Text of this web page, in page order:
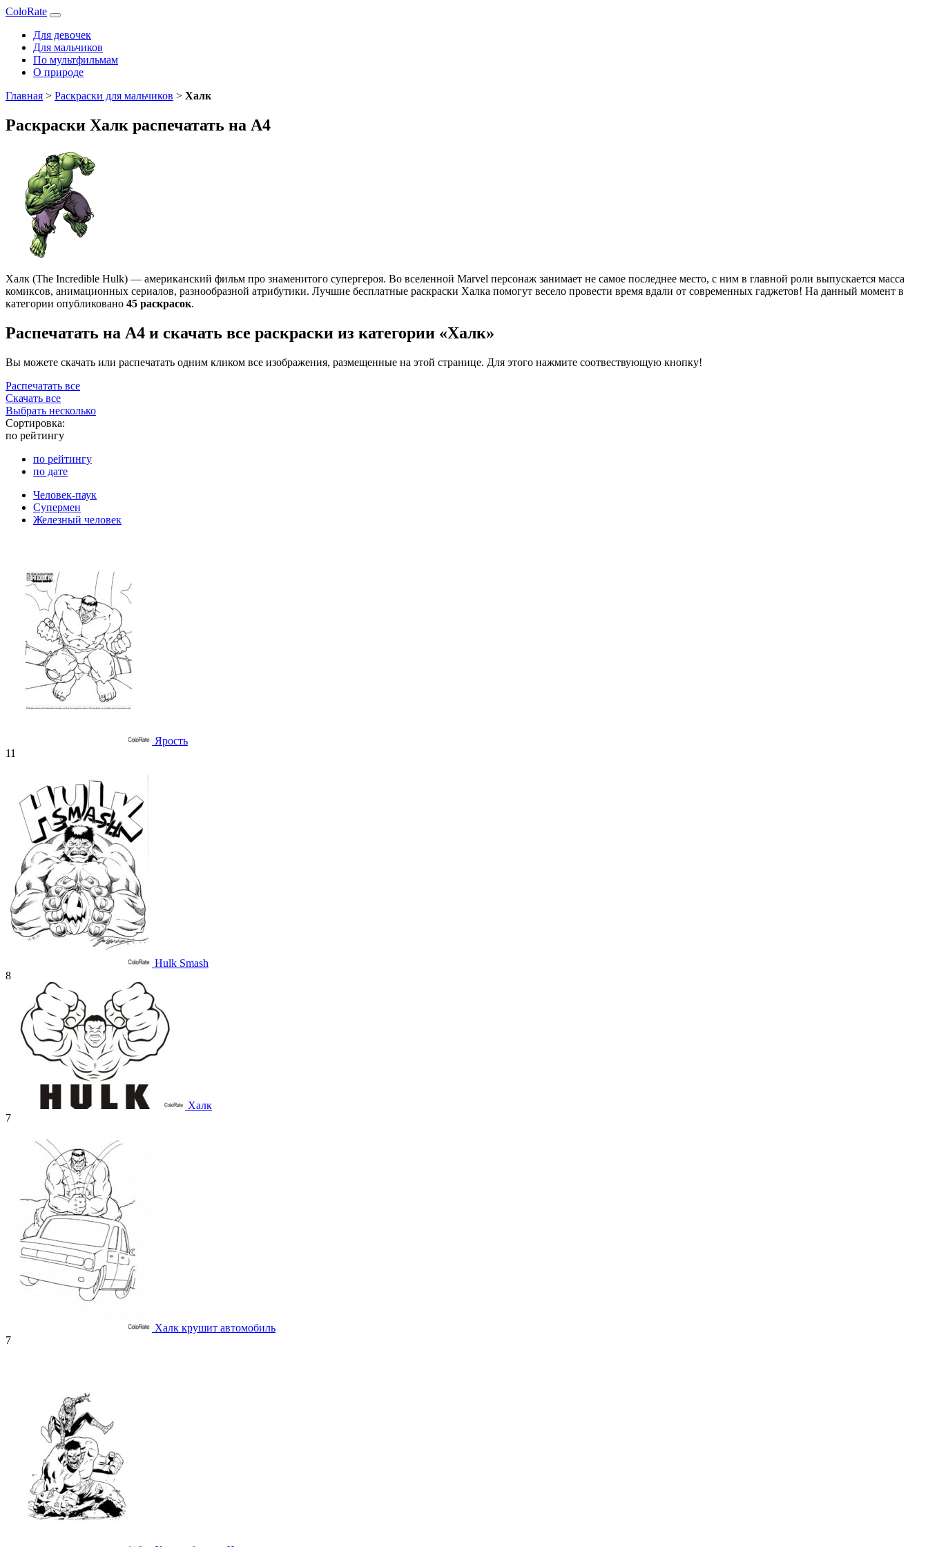
ColoRate
Для девочек
Для мальчиков
По мультфильмам
О природе
Главная > Раскраски для мальчиков > Халк
Раскраски Халк распечатать на А4
Халк (The Incredible Hulk) — американский фильм про знаменитого супергероя. Во вселенной Marvel персонаж занимает не самое последнее место, с ним в главной роли выпускается масса
комиксов, анимационных сериалов, разнообразной атрибутики. Лучшие бесплатные раскраски Халка помогут весело провести время вдали от современных гаджетов! На данный момент в
категории опубликовано 45 раскрасок.
Распечатать на А4 и скачать все раскраски из категории «Халк»
Вы можете скачать или распечатать одним кликом все изображения, размещенные на этой странице. Для этого нажмите соотвествующую кнопку!
Распечатать все
Скачать все
Выбрать несколько
Сортировка:
по рейтингу
по рейтингу
по дате
Человек-паук
Супермен
Железный человек
Ярость
11
Hulk Smash
8
Халк
7
Халк крушит автомобиль
7